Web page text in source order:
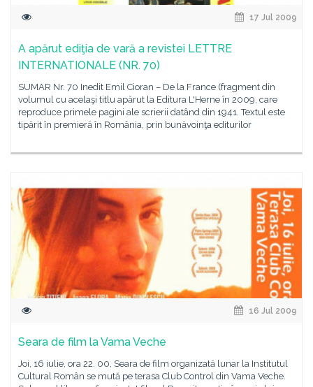
17 Jul 2009
A apărut ediţia de vară a revistei LETTRE
INTERNATIONALE (NR. 70)
SUMAR Nr. 70 Inedit Emil Cioran – De la France (fragment din
volumul cu acelaşi titlu apărut la Editura L'Herne în 2009, care
reproduce primele pagini ale scrierii datând din 1941. Textul este
tipărit în premieră în România, prin bunăvoinţa editurilor
16 Jul 2009
Seara de film la Vama Veche
Joi, 16 iulie, ora 22. 00, Seara de film organizată lunar la Institutul
Cultural Român se mută pe terasa Club Control din Vama Veche.